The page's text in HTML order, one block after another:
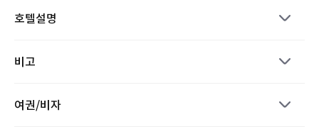
호텔설명
비고
여권/비자